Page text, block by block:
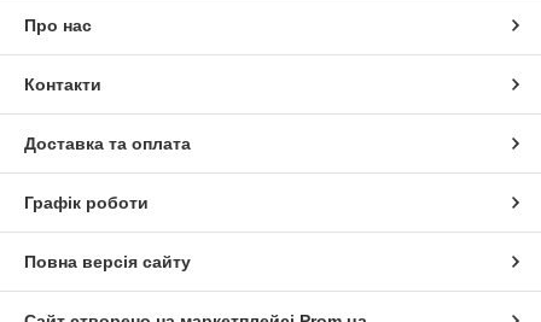
Про нас
Контакти
Доставка та оплата
Графік роботи
Повна версія сайту